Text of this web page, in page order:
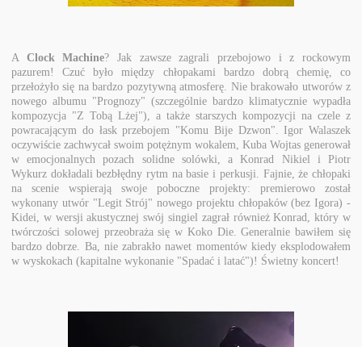
A Clock Machine? Jak zawsze zagrali przebojowo i z rockowym
pazurem! Czuć było między chłopakami bardzo dobrą chemię, co
przełożyło się na bardzo pozytywną atmosferę. Nie brakowało utworów z
nowego albumu "Prognozy" (szczególnie bardzo klimatycznie wypadła
kompozycja "Z Tobą Lżej"), a także starszych kompozycji na czele z
powracającym do łask przebojem "Komu Bije Dzwon". Igor Walaszek
oczywiście zachwycał swoim potężnym wokalem, Kuba Wojtas generował
w emocjonalnych pozach solidne solówki, a Konrad Nikiel i Piotr
Wykurz dokładali bezbłędny rytm na basie i perkusji. Fajnie, że chłopaki
na scenie wspierają swoje poboczne projekty: premierowo został
wykonany utwór "Legit Strój" nowego projektu chłopaków (bez Igora) -
Kidei, w wersji akustycznej swój singiel zagrał również Konrad, który w
twórczości solowej przeobraża się w Koko Die. Generalnie bawiłem się
bardzo dobrze. Ba, nie zabrakło nawet momentów kiedy eksplodowałem
w wyskokach (kapitalne wykonanie "Spadać i latać")! Świetny koncert!